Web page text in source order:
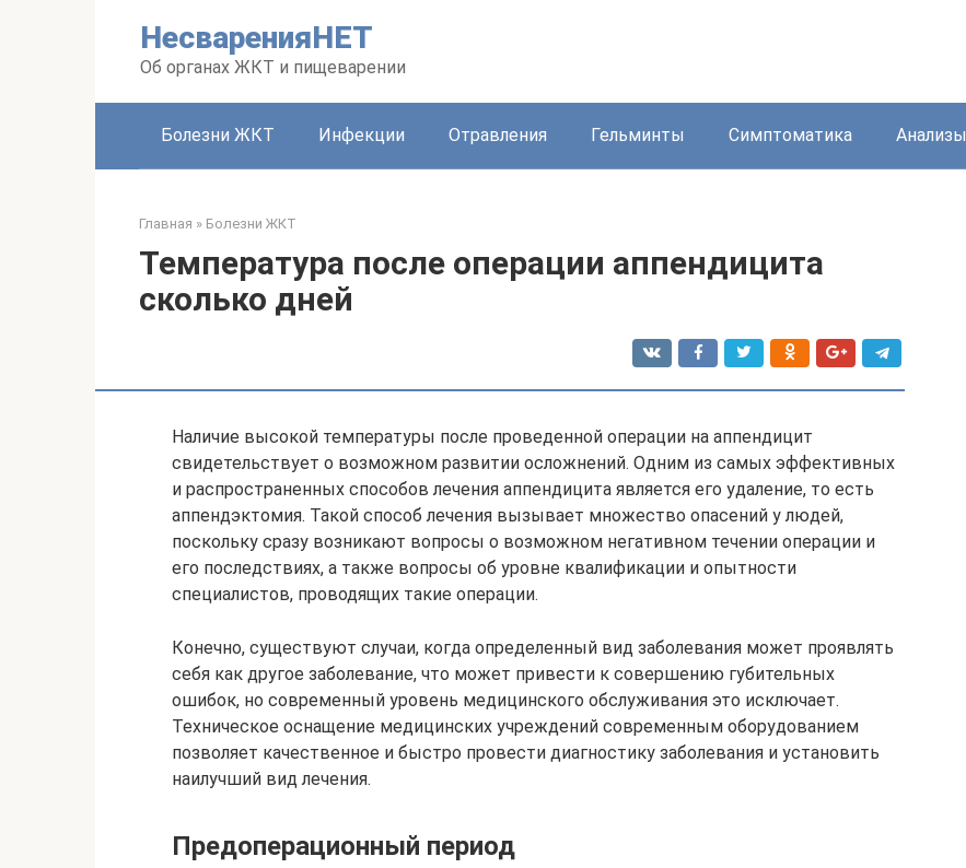
НесваренияНЕТ
Об органах ЖКТ и пищеварении
Болезни ЖКТ Инфекции Отравления Гельминты Симптоматика Анализы
Главная » Болезни ЖКТ
Температура после операции аппендицита
сколько дней
Наличие высокой температуры после проведенной операции на аппендицит
свидетельствует о возможном развитии осложнений. Одним из самых эффективных
и распространенных способов лечения аппендицита является его удаление, то есть
аппендэктомия. Такой способ лечения вызывает множество опасений у людей,
поскольку сразу возникают вопросы о возможном негативном течении операции и
его последствиях, а также вопросы об уровне квалификации и опытности
специалистов, проводящих такие операции.
Конечно, существуют случаи, когда определенный вид заболевания может проявлять
себя как другое заболевание, что может привести к совершению губительных
ошибок, но современный уровень медицинского обслуживания это исключает.
Техническое оснащение медицинских учреждений современным оборудованием
позволяет качественное и быстро провести диагностику заболевания и установить
наилучший вид лечения.
Предоперационный период